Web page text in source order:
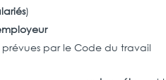
)
prévues par le Code du travail